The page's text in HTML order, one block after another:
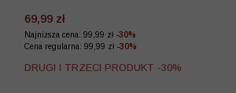
69,99 zł
Najniższa cena: 99,99 zł -30%
Cena regularna: 99,99 zł -30%
DRUGI I TRZECI PRODUKT -30%